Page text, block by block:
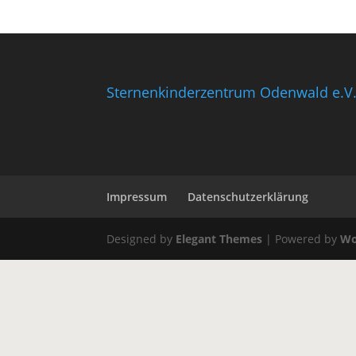
Sternenkinderzentrum Odenwald e.V.
Impressum Datenschutzerklärung
Designed by Elegant Themes | Powered by